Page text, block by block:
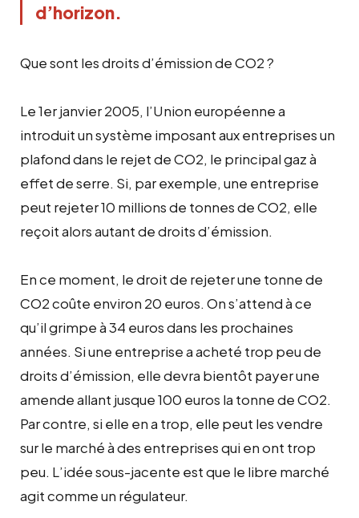
d’horizon.
Que sont les droits d’émission de CO2 ?
Le 1er janvier 2005, l’Union européenne a
introduit un système imposant aux entreprises un
plafond dans le rejet de CO2, le principal gaz à
effet de serre. Si, par exemple, une entreprise
peut rejeter 10 millions de tonnes de CO2, elle
reçoit alors autant de droits d’émission.
En ce moment, le droit de rejeter une tonne de
CO2 coûte environ 20 euros. On s’attend à ce
qu’il grimpe à 34 euros dans les prochaines
années. Si une entreprise a acheté trop peu de
droits d’émission, elle devra bientôt payer une
amende allant jusque 100 euros la tonne de CO2.
Par contre, si elle en a trop, elle peut les vendre
sur le marché à des entreprises qui en ont trop
peu. L’idée sous-jacente est que le libre marché
agit comme un régulateur.